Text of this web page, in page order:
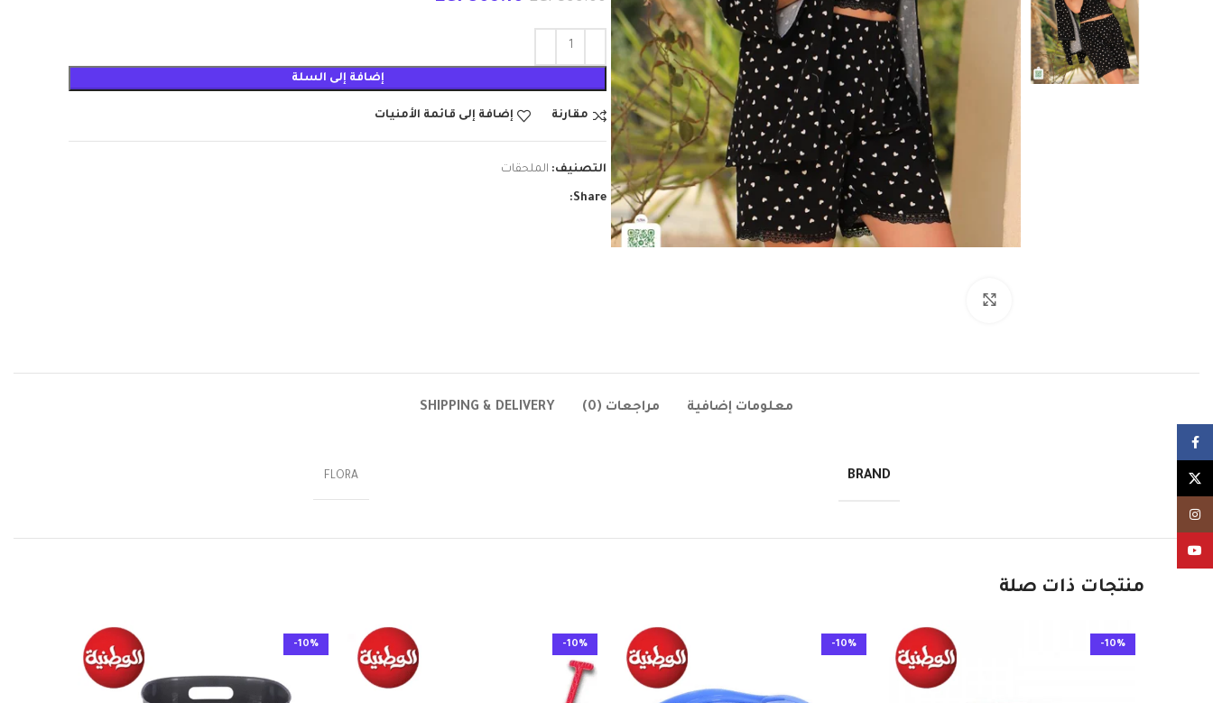
إضافة إلى السلة
مقارنة إضافة إلى قائمة الأمنيات
التصنيف: الملحقات
Share:
معلومات إضافية مراجعات (0) SHIPPING & DELIVERY
BRAND
FLORA
منتجات ذات صلة
-10%
-10%
-10%
-10%